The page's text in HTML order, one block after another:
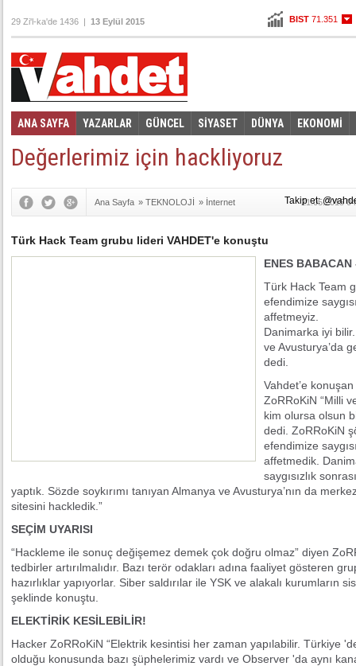
BIST 71.351
29 Zi'l-ka'de 1436 | 13 Eylül 2015
ANA SAYFA YAZARLAR GÜNCEL SİYASET DÜNYA EKONOMİ
Foto Galeri Video Galeri
Değerlerimiz için hackliyoruz
Ana Sayfa » TEKNOLOJİ » İnternet 21.05.2015
Türk Hack Team grubu lideri VAHDET'e konuştu
ENES BABACAN
Türk Hack Team
efendimize
affetmeyiz.
Danimarka iyi bilir.
ve Avusturya’da
dedi.
Vahdet’e
ZoRRoKiN “Milli
kim olursa olsun
dedi. ZoRRoKiN
efendimize
affetmedik.
saygısızlık
yaptık. Sözde soykırımı tanıyan Almanya ve Avusturya’nın da
sitesini hackledik.”
SEÇİM UYARISI
“Hackleme ile sonuç değişemez demek çok doğru olmaz” diyen
tedbirler artırılmalıdır. Bazı terör odakları adına faaliyet gösteren
hazırlıklar yapıyorlar. Siber saldırılar ile YSK ve alakalı kurumların
şeklinde konuştu.
ELEKTİRİK KESİLEBİLİR!
Hacker ZoRRoKiN “Elektrik kesintisi her zaman yapılabilir. Türkiye
olduğu konusunda bazı şüphelerimiz vardı ve Observer 'da aynı
Takip et: